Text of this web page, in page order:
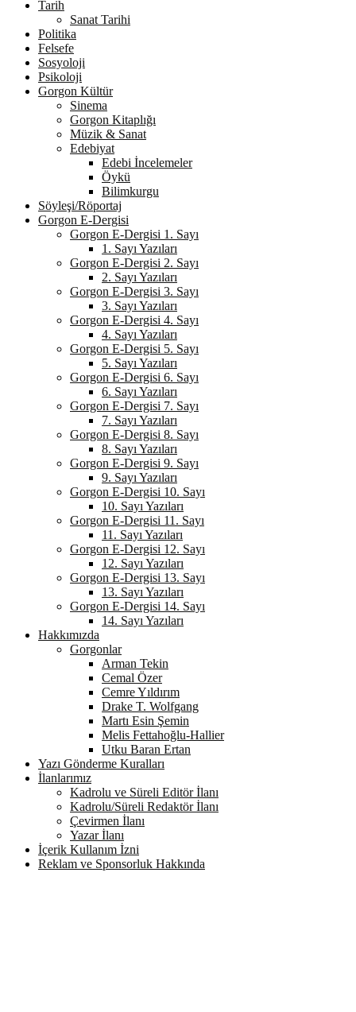
Tarih
Sanat Tarihi
Politika
Felsefe
Sosyoloji
Psikoloji
Gorgon Kültür
Sinema
Gorgon Kitaplığı
Müzik & Sanat
Edebiyat
Edebi İncelemeler
Öykü
Bilimkurgu
Söyleşi/Röportaj
Gorgon E-Dergisi
Gorgon E-Dergisi 1. Sayı
1. Sayı Yazıları
Gorgon E-Dergisi 2. Sayı
2. Sayı Yazıları
Gorgon E-Dergisi 3. Sayı
3. Sayı Yazıları
Gorgon E-Dergisi 4. Sayı
4. Sayı Yazıları
Gorgon E-Dergisi 5. Sayı
5. Sayı Yazıları
Gorgon E-Dergisi 6. Sayı
6. Sayı Yazıları
Gorgon E-Dergisi 7. Sayı
7. Sayı Yazıları
Gorgon E-Dergisi 8. Sayı
8. Sayı Yazıları
Gorgon E-Dergisi 9. Sayı
9. Sayı Yazıları
Gorgon E-Dergisi 10. Sayı
10. Sayı Yazıları
Gorgon E-Dergisi 11. Sayı
11. Sayı Yazıları
Gorgon E-Dergisi 12. Sayı
12. Sayı Yazıları
Gorgon E-Dergisi 13. Sayı
13. Sayı Yazıları
Gorgon E-Dergisi 14. Sayı
14. Sayı Yazıları
Hakkımızda
Gorgonlar
Arman Tekin
Cemal Özer
Cemre Yıldırım
Drake T. Wolfgang
Martı Esin Şemin
Melis Fettahoğlu-Hallier
Utku Baran Ertan
Yazı Gönderme Kuralları
İlanlarımız
Kadrolu ve Süreli Editör İlanı
Kadrolu/Süreli Redaktör İlanı
Çevirmen İlanı
Yazar İlanı
İçerik Kullanım İzni
Reklam ve Sponsorluk Hakkında